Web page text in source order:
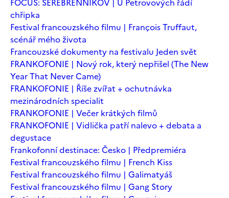
chřipka
Festival francouzského filmu | François Truffaut,
scénář mého života
Francouzské dokumenty na festivalu Jeden svět
FRANKOFONIE | Nový rok, který nepřišel (The New
Year That Never Came)
FRANKOFONIE | Říše zvířat + ochutnávka
mezinárodních specialit
FRANKOFONIE | Večer krátkých filmů
FRANKOFONIE | Vidlička patří nalevo + debata a
degustace
Frankofonní destinace: Česko | Předpremiéra
Festival francouzského filmu | French Kiss
Festival francouzského filmu | Galimatyáš
Festival francouzského filmu | Gang Story